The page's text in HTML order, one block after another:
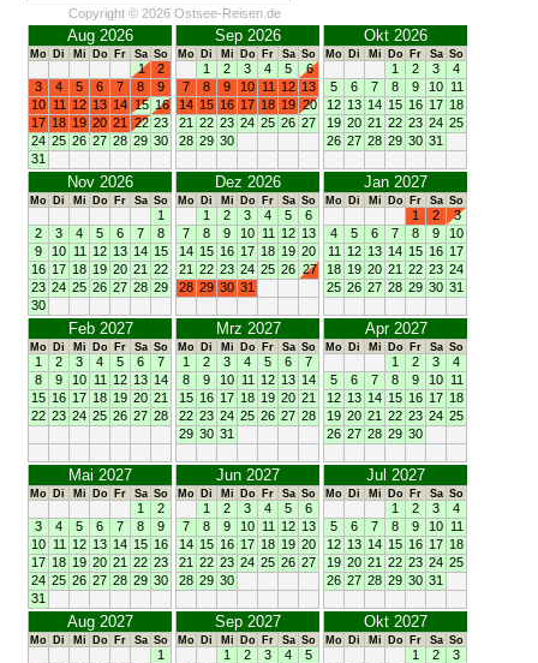
Copyright © 2026 Ostsee-Reisen.de
Aug 2026
Mo Di Mi Do Fr Sa So
1
2
3
4 5 6 7 8
9
10 11 12 13 14 15 16
17 18 19 20 21 22 23
24 25 26 27 28 29 30
31
Sep 2026
Mo Di Mi Do Fr Sa So
1 2 3 4 5
6
7
8 9 10 11 12 13
14 15 16 17 18 19 20
21 22 23 24 25 26 27
28 29 30
Okt 2026
Mo Di Mi Do Fr Sa So
1 2 3
4
5
6 7 8 9 10 11
12 13 14 15 16 17 18
19 20 21 22 23 24 25
26 27 28 29 30 31
Nov 2026
Mo Di Mi Do Fr Sa So
1
2
3 4 5 6 7
8
9
10 11 12 13 14 15
16 17 18 19 20 21 22
23 24 25 26 27 28 29
30
Dez 2026
Mo Di Mi Do Fr Sa So
1 2 3 4 5
6
7
8 9 10 11 12 13
14 15 16 17 18 19 20
21 22 23 24 25 26 27
28 29 30 31
Jan 2027
Mo Di Mi Do Fr Sa So
1 2
3
4
5 6 7 8 9
10
11
12 13 14 15 16 17
18 19 20 21 22 23 24
25 26 27 28 29 30 31
Feb 2027
Mo Di Mi Do Fr Sa So
1 2 3 4 5 6
7
8
9 10 11 12 13 14
15 16 17 18 19 20 21
22 23 24 25 26 27 28
Mrz 2027
Mo Di Mi Do Fr Sa So
1 2 3 4 5 6
7
8
9 10 11 12 13 14
15 16 17 18 19 20 21
22 23 24 25 26 27 28
29 30 31
Apr 2027
Mo Di Mi Do Fr Sa So
1 2 3
4
5
6 7 8 9 10 11
12 13 14 15 16 17 18
19 20 21 22 23 24 25
26 27 28 29 30
Mai 2027
Mo Di Mi Do Fr Sa So
1
2
3
4 5 6 7 8
9
10 11 12 13 14 15 16
17 18 19 20 21 22 23
24 25 26 27 28 29 30
31
Jun 2027
Mo Di Mi Do Fr Sa So
1 2 3 4 5
6
7
8 9 10 11 12 13
14 15 16 17 18 19 20
21 22 23 24 25 26 27
28 29 30
Jul 2027
Mo Di Mi Do Fr Sa So
1 2 3
4
5
6 7 8 9 10 11
12 13 14 15 16 17 18
19 20 21 22 23 24 25
26 27 28 29 30 31
Aug 2027
Mo Di Mi Do Fr Sa So
1
Sep 2027
Mo Di Mi Do Fr Sa So
1 2 3 4
5
Okt 2027
Mo Di Mi Do Fr Sa So
1 2
3